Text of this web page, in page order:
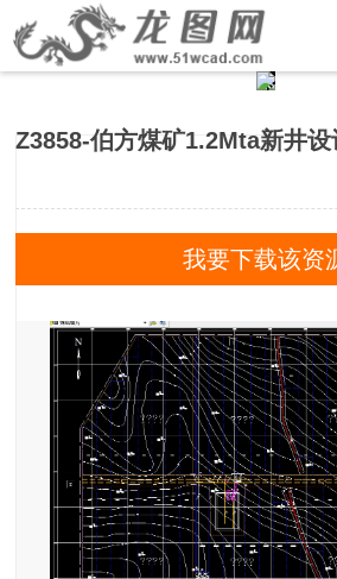
Z3858-伯方煤矿1.2Mta新井设
我要下载该资